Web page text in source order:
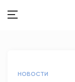
НОВОСТИ